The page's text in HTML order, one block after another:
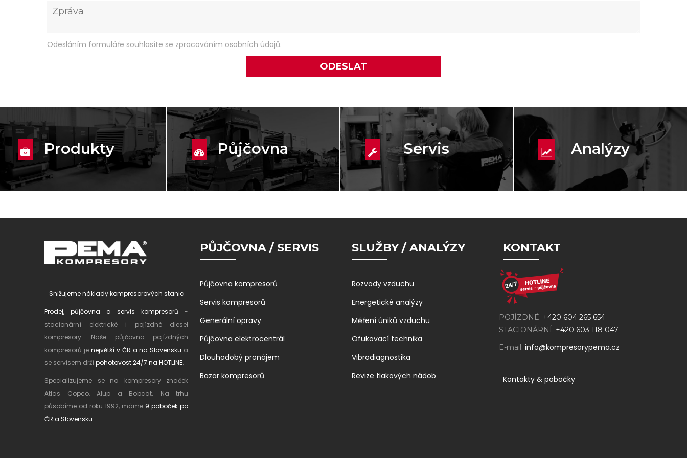
Odesláním formuláře souhlasíte se zpracováním osobních údajů.
Produkty Půjčovna Servis Analýzy
Snižujeme náklady kompresorových stanic
Prodej, půjčovna a servis kompresorů -
stacionární elektrické i pojízdné diesel
kompresory. Naše půjčovna pojízdných
kompresorů je největší v ČR a na Slovensku a
se servisem držípohotovost 24/7 na HOTLINE.
Specializujeme se na kompresory značek
Atlas Copco, Alup a Bobcat. Na trhu
působíme od roku 1992, máme 9 poboček po
ČR a Slovensku.
PŮJČOVNA / SERVIS
Půjčovna kompresorů
Servis kompresorů
Generální opravy
Půjčovna elektrocentrál
Dlouhodobý pronájem
Bazar kompresorů
SLUŽBY / ANALÝZY
Rozvody vzduchu
Energetické analýzy
Měření úniků vzduchu
Ofukovací technika
Vibrodiagnostika
Revize tlakových nádob
KONTAKT
POJÍZDNÉ: +420 604 265 654
STACIONÁRNÍ: +420 603 118 047
E-mail: info@kompresorypema.cz
Kontakty & pobočky